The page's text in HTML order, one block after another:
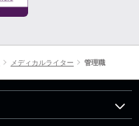
メディカルライター 管理職